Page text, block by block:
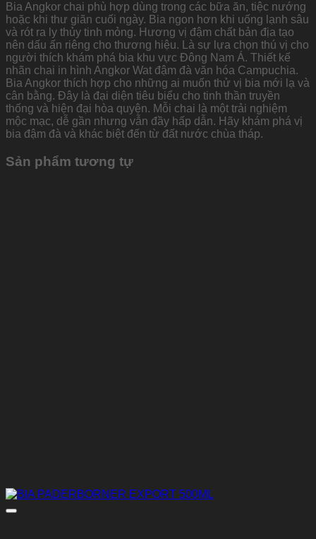
Bia Angkor chai phù hợp dùng trong các bữa ăn, tiệc nướng
hoặc khi thư giãn cuối ngày. Bia ngon hơn khi uống lạnh sâu
và rót ra ly thủy tinh mỏng. Hương vị đậm chất bản địa tạo
nên dấu ấn riêng cho thương hiệu. Là sự lựa chọn thú vị cho
người thích khám phá bia khu vực Đông Nam Á. Thiết kế
nhãn chai in hình Angkor Wat đậm đà văn hóa Campuchia.
Bia Angkor thích hợp cho những ai muốn thử vị bia mới lạ và
cân bằng. Đây là đại diện tiêu biểu cho tinh thần truyền
thống và hiện đại hòa quyện. Mỗi chai là một trải nghiệm
mộc mạc, dễ gần nhưng vẫn đầy hấp dẫn. Hãy khám phá vị
bia đậm đà và khác biệt đến từ đất nước chùa tháp.
Sản phẩm tương tự